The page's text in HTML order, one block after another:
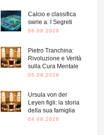
Calcio e classifica
swrie a: I Segreti
06.08.2026
Pietro Tranchina:
Rivoluzione e Verità
sulla Cura Mentale
05.08.2026
Ursula von der
Leyen figli: la storia
della sua famiglia
04.08.2026